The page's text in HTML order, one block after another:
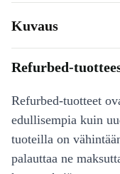
Kuvaus
Refurbed-
Refurbed-tuotteet
edullisempia kuin
tuoteilla on
palauttaa ne